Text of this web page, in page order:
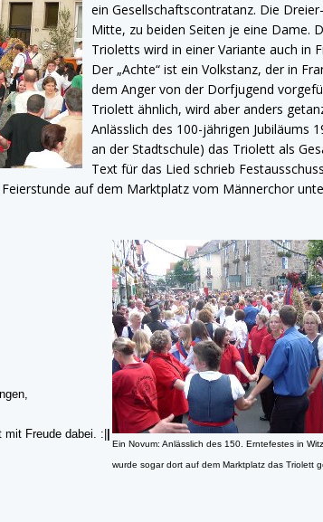
ein Gesellschaftscontratanz. Die
Mitte, zu beiden Seiten je eine Dame.
Trioletts wird in einer Variante auch in
Der „Achte“ ist ein Volkstanz, der in
dem Anger von der Dorfjugend
Triolett ähnlich, wird aber anders
Anlässlich des 100-jährigen Jubiläums
an der Stadtschule) das Triolett als
Text für das Lied schrieb
auf dem Marktplatz vom Männerchor
Freude dabei. :|
Ein Novum: Anlässlich des 150. Erntefestes in
wurde sogar dort auf dem Marktplatz das Triolett